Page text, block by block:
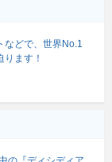
などで、世界No.1
ます！